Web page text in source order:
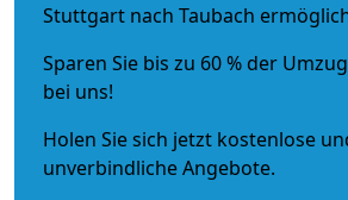
Stuttgart nach Taubach
Sparen Sie bis zu 60 % der
bei uns!
Holen Sie sich jetzt kostenlose
unverbindliche Angebote.